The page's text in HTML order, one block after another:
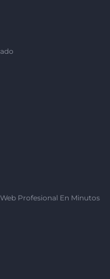
Profesional En Minutos